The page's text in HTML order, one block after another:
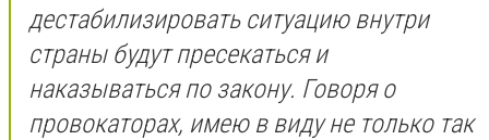
дестабилизировать ситуацию внутри
страны будут пресекаться и
наказываться по закону. Говоря о
провокаторах, имею в виду не только так